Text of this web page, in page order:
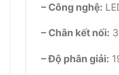
– Công nghệ:
– Chân kết nối:
– Độ phân giải: